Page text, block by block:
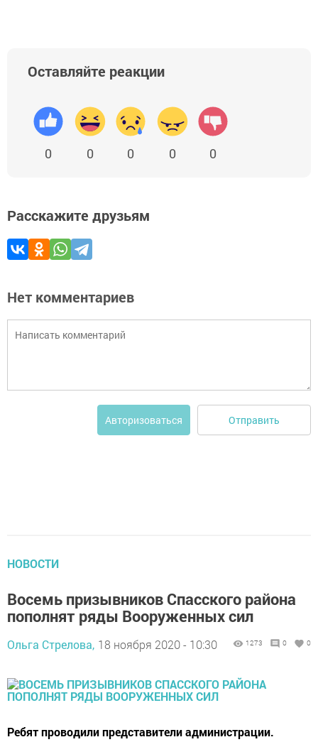
Оставляйте реакции
0 0 0 0 0
Расскажите друзьям
Нет комментариев
Авторизоваться Отправить
НОВОСТИ
Восемь призывников Спасского района
пополнят ряды Вооруженных сил
Ольга Стрелова, 18 ноября 2020 - 10:30 1273 0 0
Ребят проводили представители администрации.